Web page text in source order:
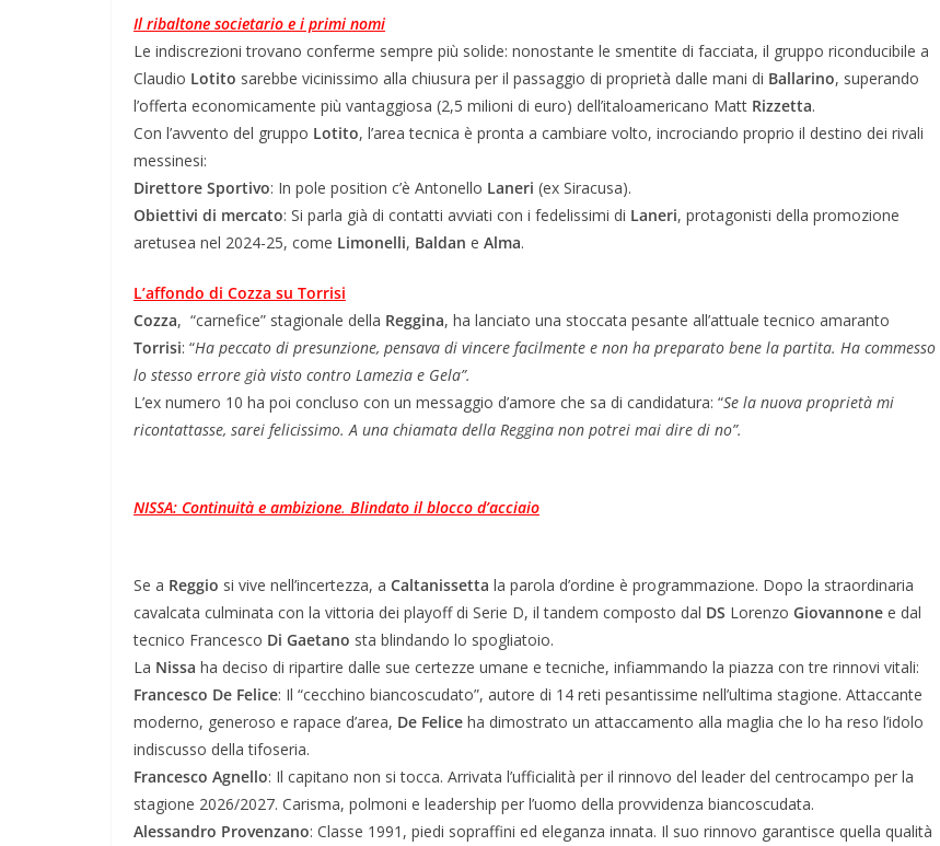
​Il ribaltone societario e i primi nomi
Le indiscrezioni trovano conferme sempre più solide: nonostante le smentite di facciata, il gruppo riconducibile a
Claudio Lotito sarebbe vicinissimo alla chiusura per il passaggio di proprietà dalle mani di Ballarino, superando
l’offerta economicamente più vantaggiosa (2,5 milioni di euro) dell’italoamericano Matt Rizzetta.
​Con l’avvento del gruppo Lotito, l’area tecnica è pronta a cambiare volto, incrociando proprio il destino dei rivali
messinesi:
Direttore Sportivo: In pole position c’è Antonello Laneri (ex Siracusa).
Obiettivi di mercato: Si parla già di contatti avviati con i fedelissimi di Laneri, protagonisti della promozione
aretusea nel 2024-25, come Limonelli, Baldan e Alma.
L’affondo di Cozza su Torrisi
Cozza, “carnefice” stagionale della Reggina, ha lanciato una stoccata pesante all’attuale tecnico amaranto
Torrisi: “Ha peccato di presunzione, pensava di vincere facilmente e non ha preparato bene la partita. Ha commesso
lo stesso errore già visto contro Lamezia e Gela”.
​L’ex numero 10 ha poi concluso con un messaggio d’amore che sa di candidatura: “Se la nuova proprietà mi
ricontattasse, sarei felicissimo. A una chiamata della Reggina non potrei mai dire di no”.
NISSA: Continuità e ambizione. Blindato il blocco d’acciaio
Se a Reggio si vive nell’incertezza, a Caltanissetta la parola d’ordine è programmazione. Dopo la straordinaria
cavalcata culminata con la vittoria dei playoff di Serie D, il tandem composto dal DS Lorenzo Giovannone e dal
tecnico Francesco Di Gaetano sta blindando lo spogliatoio.
​La Nissa ha deciso di ripartire dalle sue certezze umane e tecniche, infiammando la piazza con tre rinnovi vitali:
Francesco De Felice: Il “cecchino biancoscudato”, autore di 14 reti pesantissime nell’ultima stagione. Attaccante
moderno, generoso e rapace d’area, De Felice ha dimostrato un attaccamento alla maglia che lo ha reso l’idolo
indiscusso della tifoseria.
Francesco Agnello: Il capitano non si tocca. Arrivata l’ufficialità per il rinnovo del leader del centrocampo per la
stagione 2026/2027. Carisma, polmoni e leadership per l’uomo della provvidenza biancoscudata.
Alessandro Provenzano: Classe 1991, piedi sopraffini ed eleganza innata. Il suo rinnovo garantisce quella qualità